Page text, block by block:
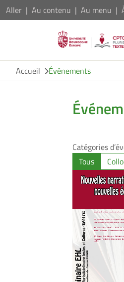
Aller Au contenu Au menu
Accueil
Événements
Catégories
Tous